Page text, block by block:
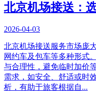
北京机场接送：
2026-04-03
北京机场接送服务市场庞
网约车及包车等多种形式
与合理性，避免临时加价
需求，如安全、舒适或时
析，有助于旅客根据自...